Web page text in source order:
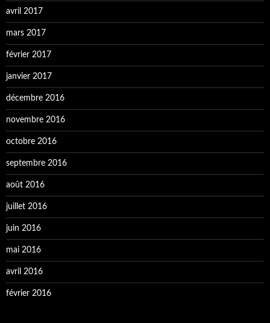
avril 2017
mars 2017
février 2017
janvier 2017
décembre 2016
novembre 2016
octobre 2016
septembre 2016
août 2016
juillet 2016
juin 2016
mai 2016
avril 2016
février 2016